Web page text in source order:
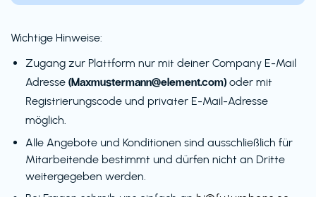
Wichtige Hinweise:
Zugang zur Plattform nur mit deiner Company E-Mail
Adresse (Maxmustermann@element.com) oder mit
Registrierungscode und privater E-Mail-Adresse
möglich.
Alle Angebote und Konditionen sind ausschließlich für
Mitarbeitende bestimmt und dürfen nicht an Dritte
weitergegeben werden.